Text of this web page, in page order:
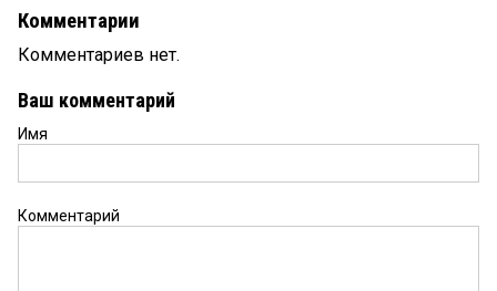
Комментарии
Комментариев нет.
Ваш комментарий
Имя
Комментарий